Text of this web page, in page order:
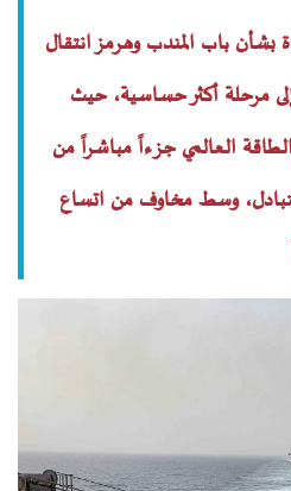
باب المندب وهرمز انتقال
إلى مرحلة أكثر حساسية، حيث
العالمي جزءاً مباشراً من
وسط مخاوف من اتساع